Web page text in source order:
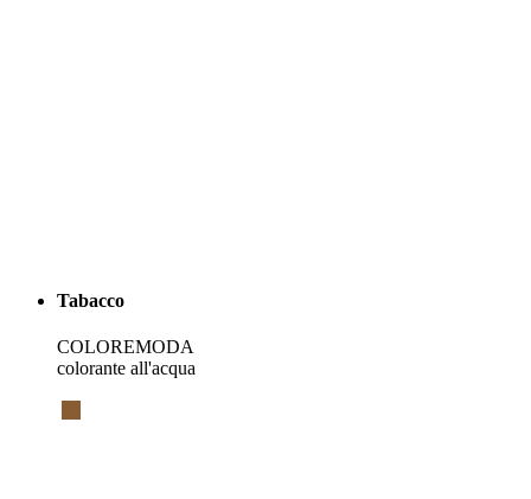
Tabacco
COLOREMODA
colorante all'acqua